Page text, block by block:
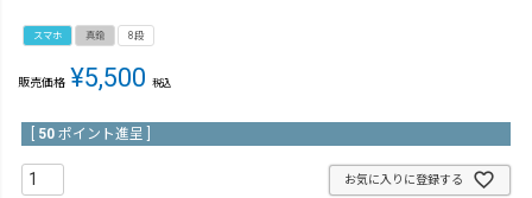
スマホ 真鍮 8段
販売価格 ¥5,500 税込
50 ポイント進呈 ]
お気に入りに登録する